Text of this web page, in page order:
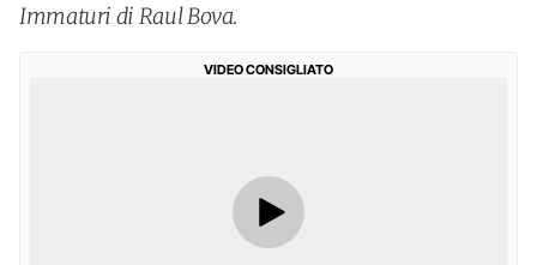
Immaturi di Raul Bova.
VIDEO CONSIGLIATO